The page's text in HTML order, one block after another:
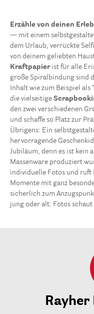
Erzähle von deinen
— mit einem
dem Urlaub, verrückte
von deinem geliebten
Kraftpapierist für alle
große Spiralbindung sind
Inhalt wie zum Beispiel als
die vielseitige
den zwei verschiedenen
und schaffe so Platz zur
Übrigens: Ein
hervorragende
Jubiläum, denn es ist kein
Massenware produziert
individuelle Fotos und
Momente mit ganz
sicherlich zum
jung oder alt: Fotos
Rayher